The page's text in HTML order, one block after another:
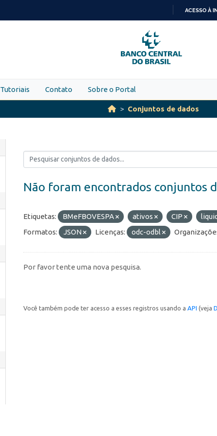
PARA
O
CONTEÚDO
ACESSO À
Tutoriais Contato Sobre o Portal
Conjuntos de dados
Não foram encontrados conjuntos
Etiquetas: BMeFBOVESPA ativos CIP
Formatos:
JSON Licenças: odc-odbl
Por favor tente uma nova pesquisa.
Você também pode ter acesso a esses registros usando a API (veja